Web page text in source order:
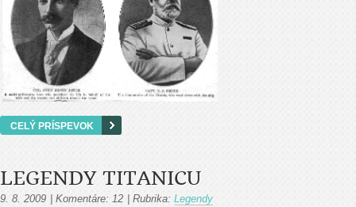
CELÝ PRÍSPEVOK
LEGENDY TITANICU
9. 8. 2009 Komentáre: 12 Rubrika: Legendy